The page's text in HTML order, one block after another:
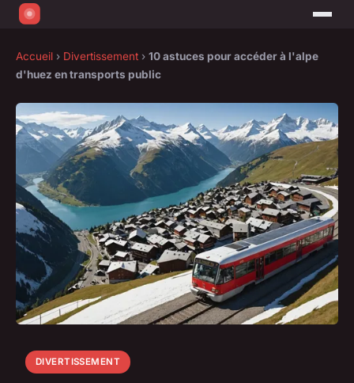
Accueil › Divertissement › 10 astuces pour accéder à l'alpe
d'huez en transports public
DIVERTISSEMENT